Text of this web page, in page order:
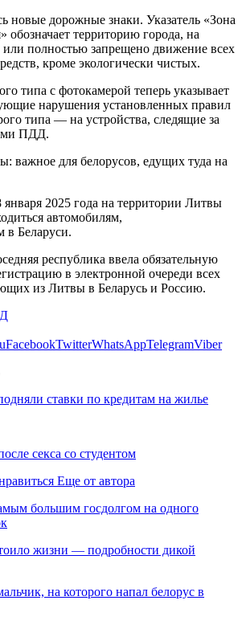
новые дорожные знаки. Указатель «Зона
обозначает территорию города, на
или полностью запрещено движение всех
кроме экологически чистых.
типа с фотокамерой теперь указывает
нарушения установленных правил
типа — на устройства, следящие за
ПДД.
2025 года на территории Литвы
автомобилям,
в Беларуси.
республика ввела обязательную
в электронной очереди всех
из Литвы в Беларусь и Россию.
FacebookTwitterWhatsAppTelegramViber
ставки по кредитам на жилье
секса со студентом
Еще от автора
большим госдолгом на одного
жизни — подробности дикой
на которого напал белорус в